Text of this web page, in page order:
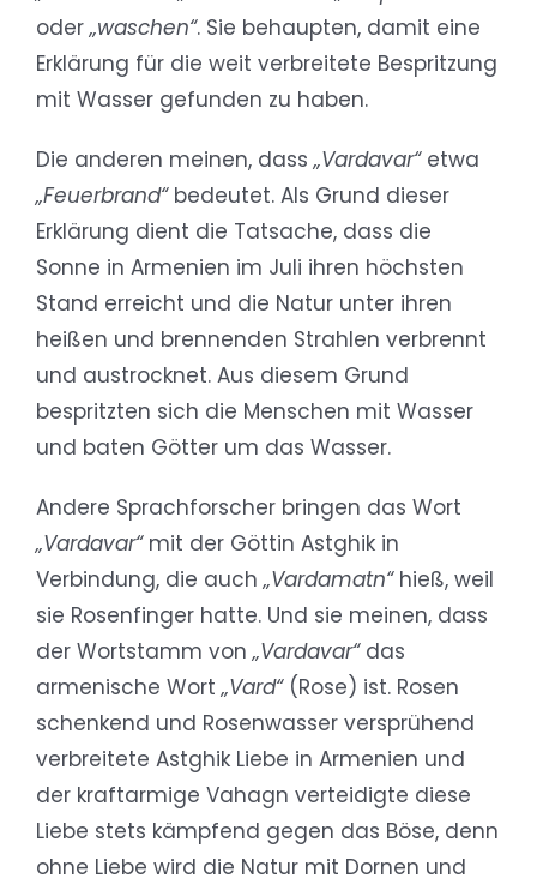
oder„waschen“. Sie behaupten, damit eine
Erklärung für die weit verbreitete Bespritzung
mit Wasser gefunden zu haben.
Die anderen meinen, dass„Vardavar“etwa
„Feuerbrand“bedeutet. Als Grund dieser
Erklärung dient die Tatsache, dass die
Sonne in Armenien im Juli ihren höchsten
Stand erreicht und die Natur unter ihren
heißen und brennenden Strahlen verbrennt
und austrocknet. Aus diesem Grund
bespritzten sich die Menschen mit Wasser
und baten Götter um das Wasser.
Andere Sprachforscher bringen das Wort
„Vardavar“ mit der Göttin Astghik in
Verbindung, die auch„Vardamatn“hieß, weil
sie Rosenfinger hatte. Und sie meinen, dass
der Wortstamm von„Vardavar“das
armenische Wort„Vard“(Rose) ist. Rosen
schenkend und Rosenwasser versprühend
verbreitete Astghik Liebe in Armenien und
der kraftarmige Vahagn verteidigte diese
Liebe stets kämpfend gegen das Böse, denn
ohne Liebe wird die Natur mit Dornen und